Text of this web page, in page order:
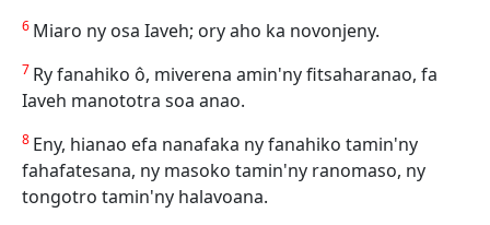
6 Miaro ny osa Iaveh; ory aho ka novonjeny.
7 Ry fanahiko ô, miverena amin'ny fitsaharanao, fa
Iaveh manototra soa anao.
8 Eny, hianao efa nanafaka ny fanahiko tamin'ny
fahafatesana, ny masoko tamin'ny ranomaso, ny
tongotro tamin'ny halavoana.